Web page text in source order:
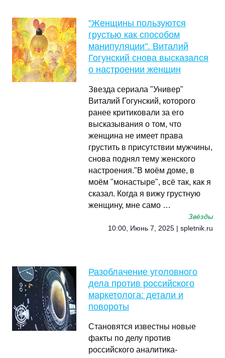
"Женщины пользуются
грустью как способом
манипуляции". Виталий
Гогунский снова высказался
о настроении женщин
Звезда сериала "Универ"
Виталий Гогунский, которого
ранее критиковали за его
высказывания о том, что
женщина не имеет права
грустить в присутствии мужчины,
снова поднял тему женского
настроения."В моём доме, в
моём "монастыре", всё так, как я
сказал. Когда я вижу грустную
женщину, мне само …
Звёзды
10:00, Июнь 7, 2025 | spletnik.ru
Разоблачение уголовного
дела против российского
маркетолога: детали и
повороты
Становятся известны новые
факты по делу против
российского аналитика-